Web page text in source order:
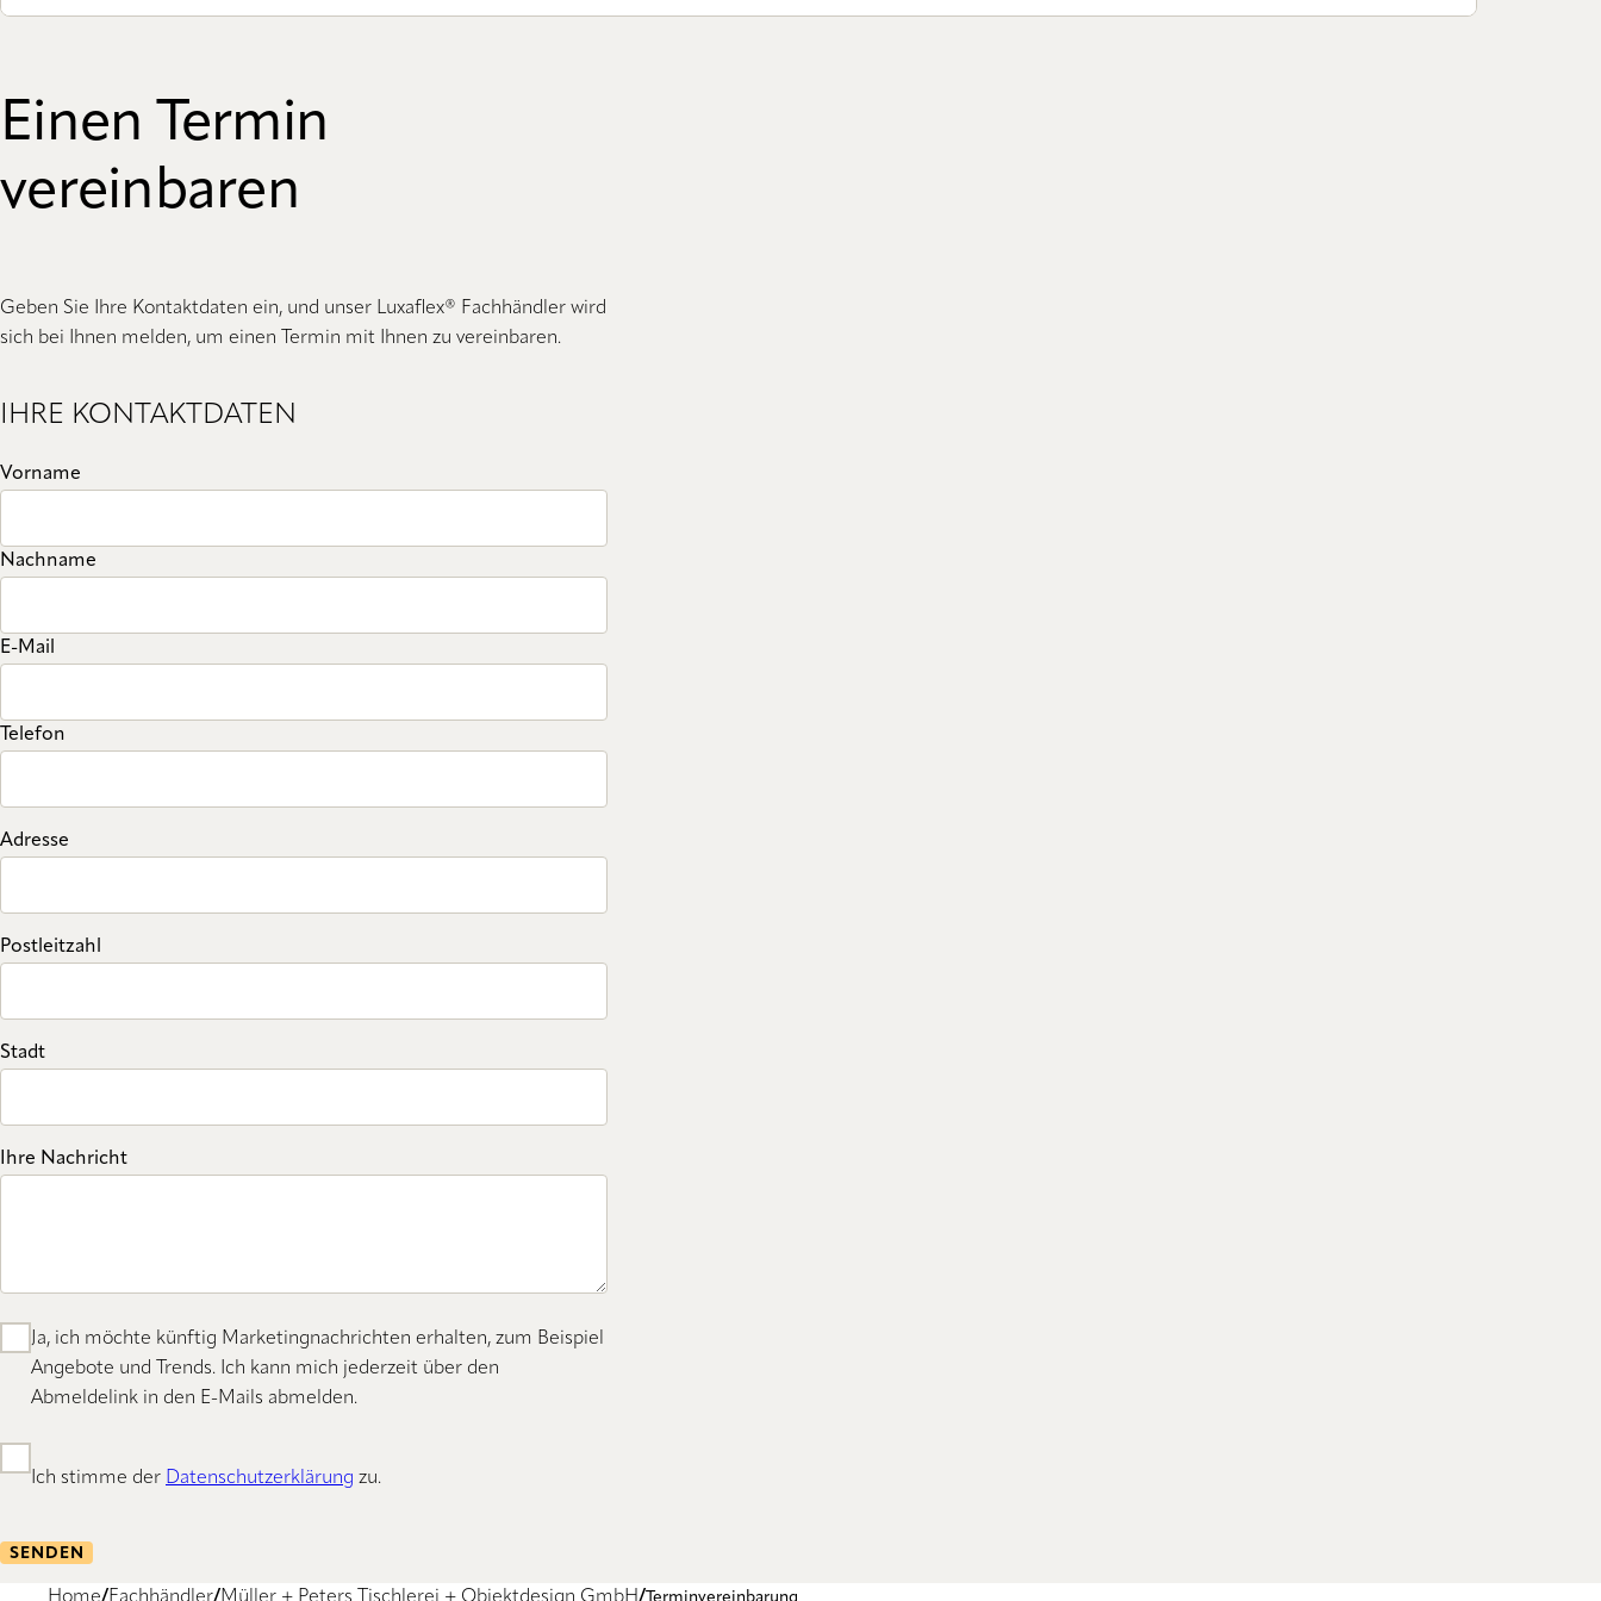
Einen Termin
vereinbaren
Geben Sie Ihre Kontaktdaten ein, und unser Luxaflex® Fachhändler wird
sich bei Ihnen melden, um einen Termin mit Ihnen zu vereinbaren.
IHRE KONTAKTDATEN
Vorname
Nachname
E-Mail
Telefon
Adresse
Postleitzahl
Stadt
Ihre Nachricht
Ja, ich möchte künftig Marketingnachrichten erhalten, zum Beispiel
Angebote und Trends. Ich kann mich jederzeit über den
Abmeldelink in den E-Mails abmelden.
Ich stimme der Datenschutzerklärung zu.
SENDEN
Terminvereinbarung